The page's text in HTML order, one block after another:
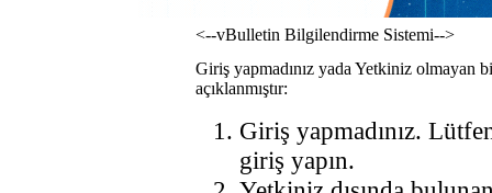
<--vBulletin Bilgilendirme Sistemi-->
Giriş yapmadınız yada Yetkiniz olmayan
açıklanmıştır:
Giriş yapmadınız.
giriş yapın.